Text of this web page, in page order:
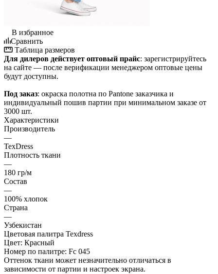
В избранное
Сравнить
Таблица размеров
Для дилеров действует оптовый прайс: зарегистрируйтесь
на сайте — после верификации менеджером оптовые цены
будут доступны.
Под заказ: окраска полотна по Pantone заказчика и
индивидуальный пошив партии при минимальном заказе от
3000 шт.
Характеристики
Производитель
—
TexDress
Плотность ткани
—
180 гр/м
Состав
—
100% хлопок
Страна
—
Узбекистан
Цветовая палитра Texdress
Цвет: Красный
Номер по палитре: Fc 045
Оттенок ткани может незначительно отличаться в
зависимости от партии и настроек экрана.